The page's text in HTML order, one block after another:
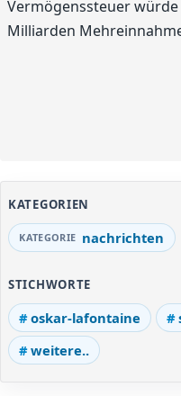
Vermögenssteuer
Milliarden
KATEGORIEN
nachrichten
STICHWORTE
oskar-lafontaine
weitere..